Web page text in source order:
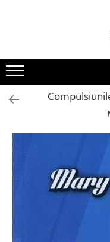
Noutati
Promotii
Pachete Speciale Carti
Arte Divinatorii
Chiromantie
Dezvoltare Spirituala